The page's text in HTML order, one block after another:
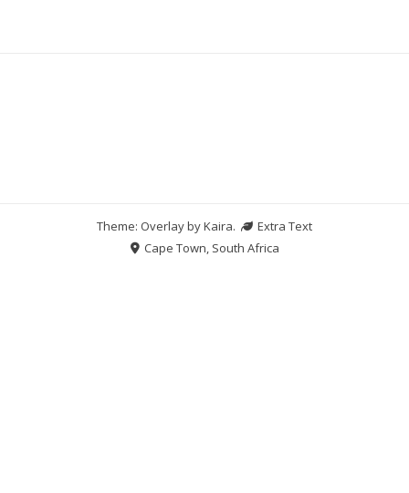
Theme: Overlay byKaira.
Extra Text
Cape Town, South Africa